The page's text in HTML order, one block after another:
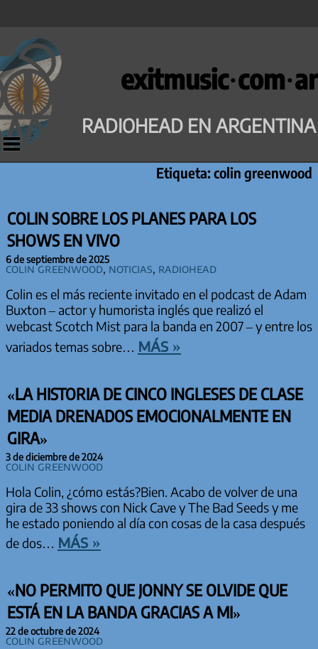
Saltar
al
contenido
exitmusic·com·ar
RADIOHEAD EN ARGENTINA
Etiqueta:colin greenwood
COLIN SOBRE LOS PLANES PARA LOS
SHOWS EN VIVO
6 de septiembre de 2025
Colin Greenwood, Noticias, Radiohead
Colin es el más reciente invitado en el podcast de Adam
Buxton – actor y humorista inglés que realizó el
webcast Scotch Mist para la banda en 2007 – y entre los
variados temas sobre… más »
«LA HISTORIA DE CINCO INGLESES DE CLASE
MEDIA DRENADOS EMOCIONALMENTE EN
GIRA»
3 de diciembre de 2024
Colin Greenwood
Hola Colin, ¿cómo estás?Bien. Acabo de volver de una
gira de 33 shows con Nick Cave y The Bad Seeds y me
he estado poniendo al día con cosas de la casa después
de dos… más »
«NO PERMITO QUE JONNY SE OLVIDE QUE
ESTÁ EN LA BANDA GRACIAS A MI»
22 de octubre de 2024
Colin Greenwood